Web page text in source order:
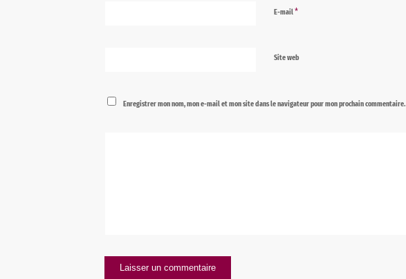
E-mail*
Site web
Enregistrer mon nom, mon e-mail et mon site dans le navigateur pour mon prochain commentaire.